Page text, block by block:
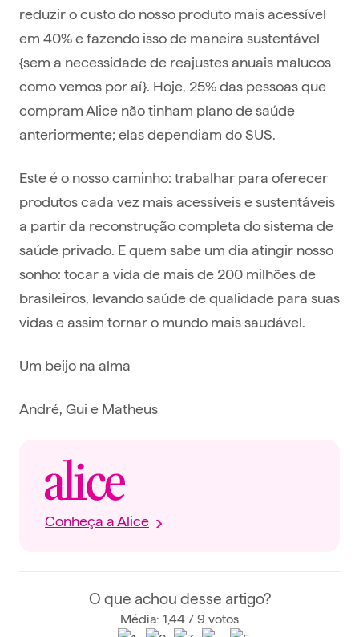
reduzir o custo do nosso produto mais acessível
em 40% e fazendo isso de maneira sustentável
{sem a necessidade de reajustes anuais malucos
como vemos por aí}. Hoje, 25% das pessoas que
compram Alice não tinham plano de saúde
anteriormente; elas dependiam do SUS.
Este é o nosso caminho: trabalhar para oferecer
produtos cada vez mais acessíveis e sustentáveis
a partir da reconstrução completa do sistema de
saúde privado. E quem sabe um dia atingir nosso
sonho: tocar a vida de mais de 200 milhões de
brasileiros, levando saúde de qualidade para suas
vidas e assim tornar o mundo mais saudável.
Um beijo na alma
André, Gui e Matheus
Conheça a Alice
O que achou desse artigo?
Média: 1,44 / 9 votos